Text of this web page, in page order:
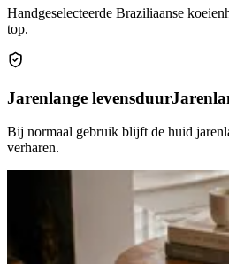
Handgeselecteerde Braziliaanse
top.
Jarenlange levensduur
Bij normaal gebruik blijft de huid
verharen.